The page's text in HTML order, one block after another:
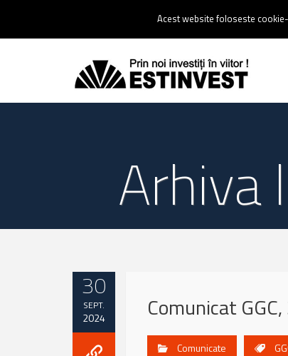
0237 238 900 |Email :
Arhiva
30
SEPT.
2024 Comunicat
Comunicate
Acest website foloseste